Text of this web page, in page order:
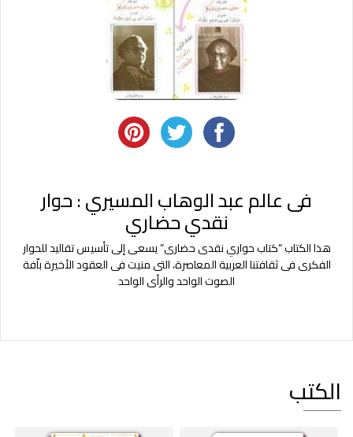
فى عالم عبد الوهاب المسيري : حوار
نقدي حضاري
هذا الكتاب “كتاب حواري نقدى حضارى” يسعى إلى تأسيس تقاليد للحوار
الفكرى فى ثقافتنا العربية المعاصرة، التى منيت فى العقود الأخيرة باّفة
الصوت الواحد والرأى الواحد
الكتب